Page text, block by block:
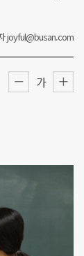
joyful@busan.com
가